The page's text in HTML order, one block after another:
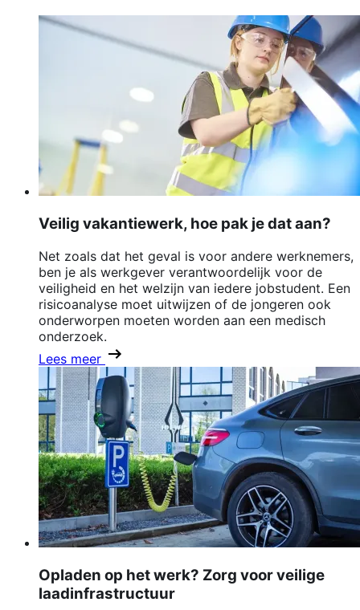
Veilig vakantiewerk, hoe pak je dat aan?
Net zoals dat het geval is voor andere werknemers,
ben je als werkgever verantwoordelijk voor de
veiligheid en het welzijn van iedere jobstudent. Een
risicoanalyse moet uitwijzen of de jongeren ook
onderworpen moeten worden aan een medisch
onderzoek.
Lees meer
Opladen op het werk? Zorg voor veilige
laadinfrastructuur